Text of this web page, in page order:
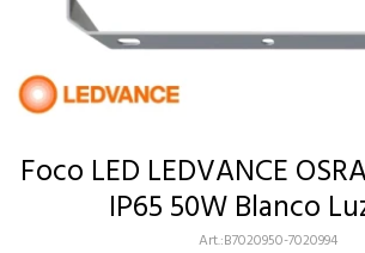
Foco LED LEDVANCE
IP65 50W Blanco
B7020950-7020994